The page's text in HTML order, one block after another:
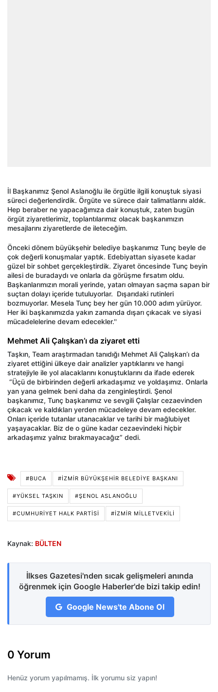
İl Başkanımız Şenol Aslanoğlu ile örgütle ilgili konuştuk siyasi
süreci değerlendirdik. Örgüte ve sürece dair talimatlarını aldık.
Hep beraber ne yapacağımıza dair konuştuk, zaten bugün
örgüt ziyaretlerimiz, toplantılarımız olacak başkanımızın
mesajlarını ziyaretlerde de ileteceğim.
Önceki dönem büyükşehir belediye başkanımız Tunç beyle de
çok değerli konuşmalar yaptık. Edebiyattan siyasete kadar
güzel bir sohbet gerçekleştirdik. Ziyaret öncesinde Tunç beyin
ailesi de buradaydı ve onlarla da görüşme fırsatım oldu.
Başkanlarımızın morali yerinde, yatarı olmayan saçma sapan bir
suçtan dolayı içeride tutuluyorlar. Dışarıdaki rutinleri
bozmuyorlar. Mesela Tunç bey her gün 10.000 adım yürüyor.
Her iki başkanımızda yakın zamanda dışarı çıkacak ve siyasi
mücadelelerine devam edecekler.''
Mehmet Ali Çalışkan’ı da ziyaret etti
Taşkın, Team araştırmadan tanıdığı Mehmet Ali Çalışkan’ı da
ziyaret ettiğini ülkeye dair analizler yaptıklarını ve hangi
stratejiyle ile yol alacaklarını konuştuklarını da ifade ederek
“Üçü de birbirinden değerli arkadaşımız ve yoldaşımız. Onlarla
yan yana gelmek beni daha da zenginleştirdi. Şenol
başkanımız, Tunç başkanımız ve sevgili Çalışlar cezaevinden
çıkacak ve kaldıkları yerden mücadeleye devam edecekler.
Onları içeride tutanlar utanacaklar ve tarihi bir mağlubiyet
yaşayacaklar. Biz de o güne kadar cezaevindeki hiçbir
arkadaşımız yalnız bırakmayacağız” dedi.
#BUCA #İZMIR BÜYÜKŞEHIR BELEDIYE BAŞKANI
#YÜKSEL TAŞKIN #ŞENOL ASLANOĞLU
#CUMHURİYET HALK PARTİSİ #İZMIR MILLETVEKILI
Kaynak: BÜLTEN
İlkses Gazetesi'nden sıcak gelişmeleri anında
öğrenmek için Google Haberler'de bizi takip edin!
Google News'te Abone Ol
0 Yorum
Henüz yorum yapılmamış. İlk yorumu siz yapın!